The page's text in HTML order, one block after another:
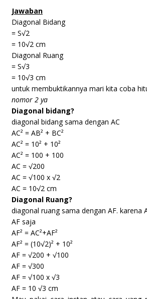
Jawaban
Diagonal Bidang
= S√2
= 10√2 cm
Diagonal Ruang
= S√3
= 10√3 cm
untuk membuktikannya mari kita coba
nomor 2 ya
Diagonal bidang?
diagonal bidang sama dengan AC
AC² = AB² + BC²
AC² = 10² + 10²
AC² = 100 + 100
AC = √200
AC = √100 x √2
AC = 10√2 cm
Diagonal Ruang?
diagonal ruang sama dengan AF.
AF saja
AF² = AC²+AF²
AF² = (10√2)² + 10²
AF = √200 + √100
AF = √300
AF = √100 x √3
AF = 10 √3 cm